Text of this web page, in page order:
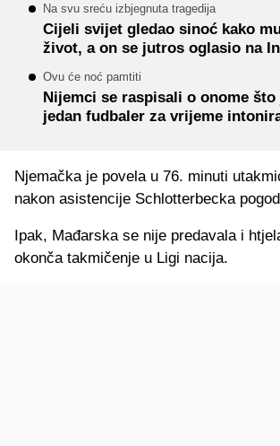
Na svu sreću izbjegnuta tragedija
Cijeli svijet gledao sinoć kako
život, a on se jutros oglasio na
Ovu će noć pamtiti
Nijemci se raspisali o onome što
jedan fudbaler za vrijeme
Njemačka je povela u 76. minuti
nakon asistencije Schlotterbecka
Ipak, Mađarska se nije predavala i
okonča takmičenje u Ligi nacija.